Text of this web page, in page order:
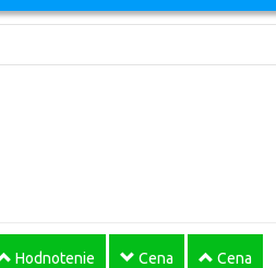
Hodnotenie Cena Cena